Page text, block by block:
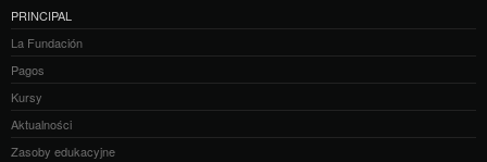
PRINCIPAL
La Fundación
Pagos
Kursy
Aktualności
Zasoby edukacyjne